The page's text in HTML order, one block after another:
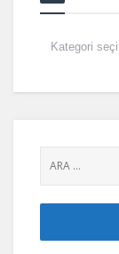
Lütfen